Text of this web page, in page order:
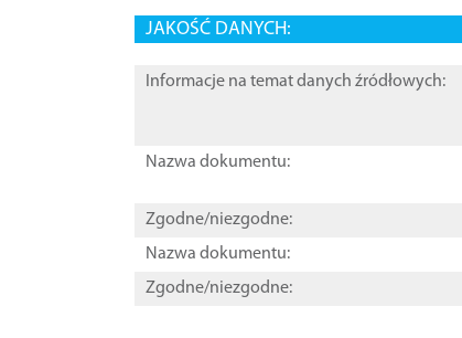
JAKOŚĆ DANYCH:
Informacje na temat danych źródłowych:
Nazwa dokumentu:
Zgodne/niezgodne:
Nazwa dokumentu:
Zgodne/niezgodne: